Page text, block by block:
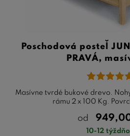
Poschodová posteľ
PRAVÁ,
Masívne tvrdé bukové drevo.
rámu 2 x 100 Kg.
od
10-12